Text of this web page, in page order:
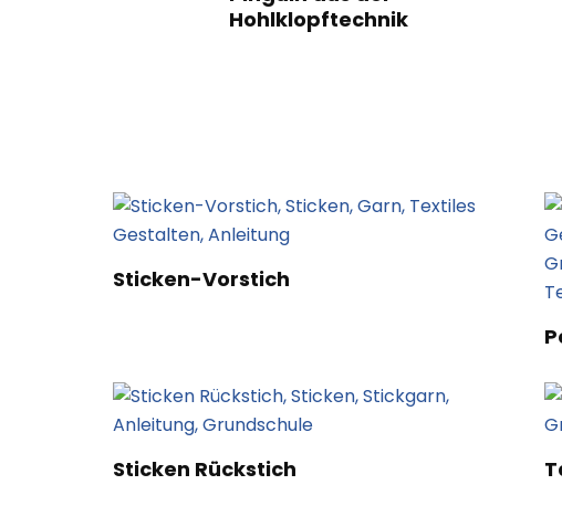
Hohlklopftechnik
Sticken-Vorstich
Sticken Rückstich